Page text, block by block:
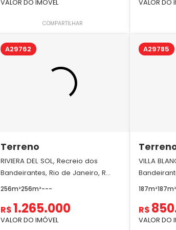
VALOR DO IMÓVEL
COMPARTILHAR
VALOR DO
A29762
Terreno
RIVIERA DEL SOL, Recreio dos
Bandeirantes, Rio de Janeiro, R...
256m²256m²---
R$1.265.000
VALOR DO IMÓVEL
A29785
VILLA
187m²187m²
R$
VALOR DO